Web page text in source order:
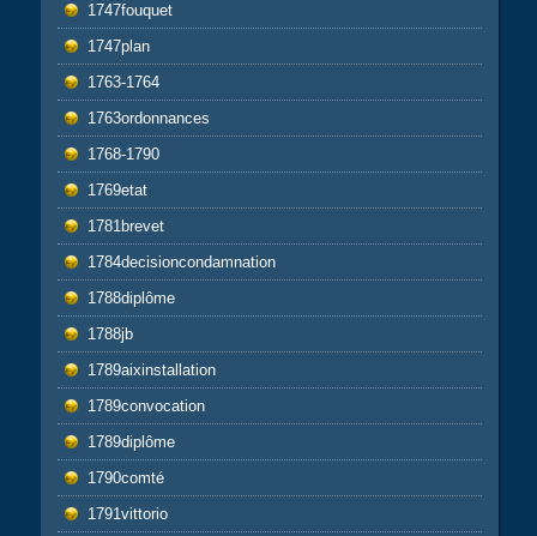
1747fouquet
1747plan
1763-1764
1763ordonnances
1768-1790
1769etat
1781brevet
1784decisioncondamnation
1788diplôme
1788jb
1789aixinstallation
1789convocation
1789diplôme
1790comté
1791vittorio